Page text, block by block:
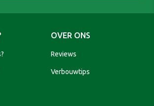
OVER ONS
Reviews
Verbouwtips